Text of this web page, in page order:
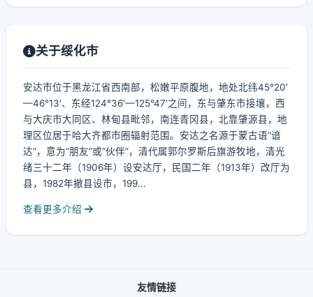
关于绥化市
安达市位于黑龙江省西南部，松嫩平原腹地，地处北纬45°20′
—46°13′、东经124°36′—125°47′之间，东与肇东市接壤，西
与大庆市大同区、林甸县毗邻，南连青冈县，北靠肇源县，地
理区位居于哈大齐都市圈辐射范围。安达之名源于蒙古语“谙
达”，意为“朋友”或“伙伴”，清代属郭尔罗斯后旗游牧地，清光
绪三十二年（1906年）设安达厅，民国二年（1913年）改厅为
县，1982年撤县设市，199...
查看更多介绍
友情链接